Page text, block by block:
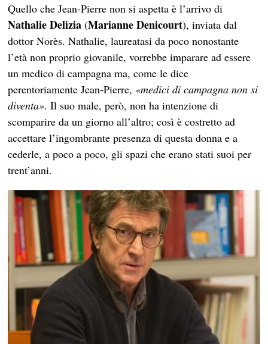
Quello che Jean-Pierre non si aspetta è l’arrivo di
Nathalie Delizia (Marianne Denicourt), inviata dal
dottor Norès. Nathalie, laureatasi da poco nonostante
l’età non proprio giovanile, vorrebbe imparare ad essere
un medico di campagna ma, come le dice
perentoriamente Jean-Pierre, «medici di campagna non si
diventa». Il suo male, però, non ha intenzione di
scomparire da un giorno all’altro; così è costretto ad
accettare l’ingombrante presenza di questa donna e a
cederle, a poco a poco, gli spazi che erano stati suoi per
trent’anni.